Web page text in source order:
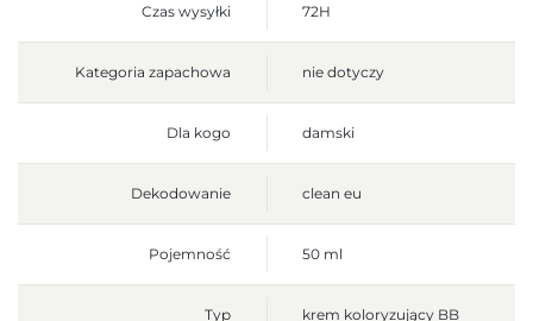
Czas wysyłki 72H
Kategoria zapachowa nie dotyczy
Dla kogo damski
Dekodowanie clean eu
Pojemność 50 ml
Typ krem koloryzujący BB